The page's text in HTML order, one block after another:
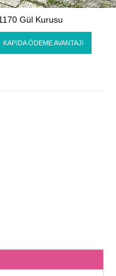
Gül Kurusu
KAPIDA ÖDEME AVANTAJI